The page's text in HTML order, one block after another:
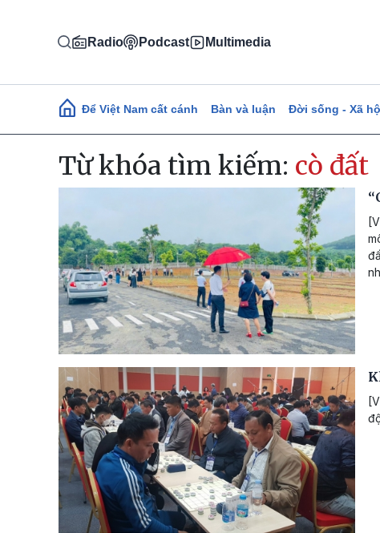
Radio Podcast Multimedia
Main navigation
Để Việt Nam cất cánh Bàn và luận Đời sống - Xã
Từ khóa tìm kiếm: cò đất